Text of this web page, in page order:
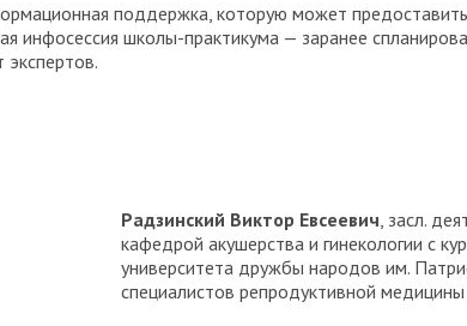
поддержка, которую может
инфосессия школы-практикума — заранее
Радзинский Виктор Евсеевич, засл.
кафедрой акушерства и гинекологии с
университета дружбы народов им.
специалистов репродуктивной